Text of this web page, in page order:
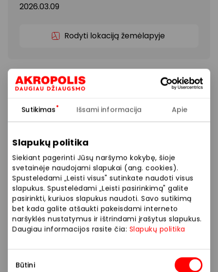
Sutikimas Išsami informacija Apie
Slapukų politika
Siekiant pagerinti Jūsų naršymo kokybę, šioje
svetainėje naudojami slapukai (ang. cookies).
Spustelėdami „Leisti visus" sutinkate naudoti visus
slapukus. Spustelėdami „Leisti pasirinkimą" galite
pasirinkti, kuriuos slapukus naudoti. Savo sutikimą
bet kada galite atšaukti pakeisdami interneto
naršyklės nustatymus ir ištrindami įrašytus slapukus.
Daugiau informacijos rasite čia: Slapukų politika
Būtini
2026.03.09
Rodyti lokaciją žemėlapyje
Moters dienos proga – ypatingas pasiūlymas Jums!
🌷 Atrinktoms prekėms taikoma -20 % nuolaida.
Prekybos ir pramogų centre „AKROPOLIS“
savarankiškai nustato taikomas nuolaidas, jų
dydžius bei kitas aktualias sąlygas.
Stengiamės kuo tiksliau pateikti aktualią
informaciją, tačiau, jei kyla neatitikimų tarp mūsų
tinklalapyje pateiktos informacijos ir faktinės
informacijos parduotuvėje ar paslaugų teikimo
vietoje, visada vadovaukitės tuo, kas nurodyta
konkrečioje parduotuvėje ar paslaugų teikimo
Visais klausimais, susijusiais su konkrečiomis